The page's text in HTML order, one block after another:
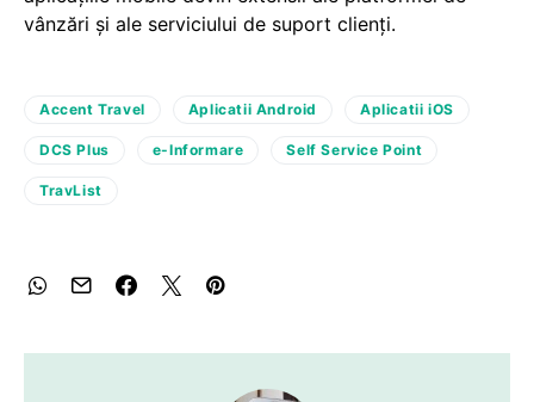
vânzări și ale serviciului de suport clienți.
Accent Travel Aplicatii Android Aplicatii iOS
DCS Plus e-Informare Self Service Point
TravList